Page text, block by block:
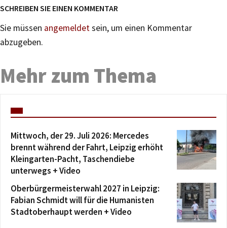
SCHREIBEN SIE EINEN KOMMENTAR
Sie müssen angemeldetsein, um einen Kommentar
abzugeben.
Mehr zum Thema
Mittwoch, der 29. Juli 2026: Mercedes
brennt während der Fahrt, Leipzig erhöht
Kleingarten-Pacht, Taschendiebe
unterwegs + Video
Oberbürgermeisterwahl 2027 in Leipzig:
Fabian Schmidt will für die Humanisten
Stadtoberhaupt werden + Video